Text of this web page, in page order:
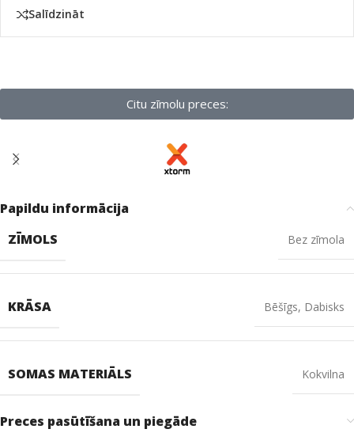
Salīdzināt
Citu zīmolu preces:
Papildu informācija
ZĪMOLS
Bez zīmola
KRĀSA Bēšīgs, Dabisks
SOMAS MATERIĀLS Kokvilna
Preces pasūtīšana un piegāde